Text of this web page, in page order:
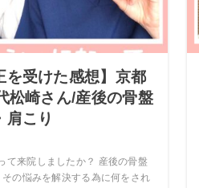
を受けた感想】京都
松崎さん/産後の骨盤
肩こり
て来院しましたか？ 産後の骨盤
の悩みを解決する為に何をされ